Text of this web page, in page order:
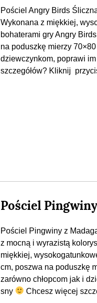
Pościel Angry Birds
Wykonana z miękkiej,
bohaterami gry Angry
na poduszkę mierzy
dziewczynkom, poprawi
szczegółów? Kliknij
Pościel
Pościel Pingwiny z
z mocną i wyrazistą
miękkiej,
cm, poszwa na poduszkę
zarówno chłopcom jak i
sny
Chcesz więcej